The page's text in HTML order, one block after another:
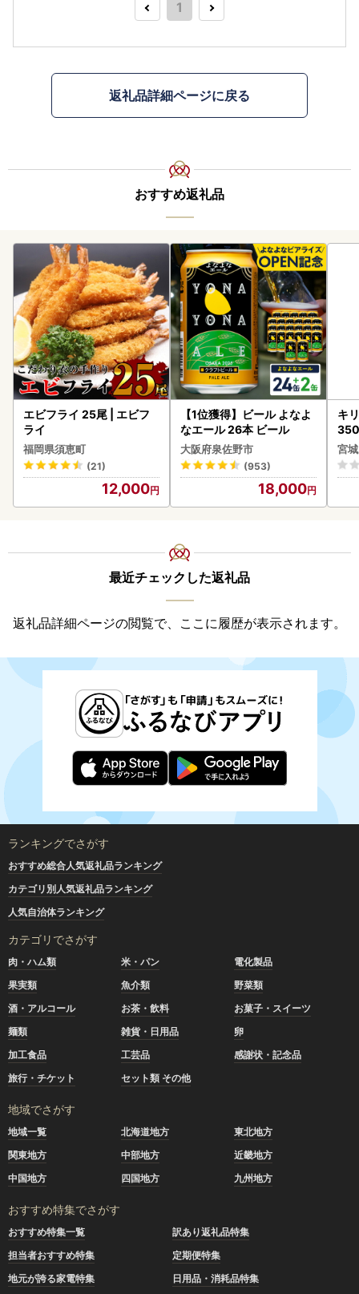
1
返礼品詳細ページに戻る
おすすめ返礼品
エビフライ 25尾 | エビフ
ライ
福岡県須恵町
(21)
12,000
【1位獲得】ビール よなよ
なエール 26本 ビール
大阪府泉佐野市
(953)
18,000
キ
ー
宮
最近チェックした返礼品
返礼品詳細ページの閲覧で、ここに履歴が表示されます。
ランキングでさがす
おすすめ総合人気返礼品ランキング
カテゴリ別人気返礼品ランキング
人気自治体ランキング
カテゴリでさがす
肉・ハム類 米・パン
電化製品
果実類
魚介類
野菜類
酒・アルコール
お茶・飲料
お菓子・スイーツ
麺類
雑貨・日用品
卵
加工食品
工芸品
感謝状・記念品
旅行・チケット
セット類 その他
地域でさがす
地域一覧 北海道地方
東北地方
関東地方
中部地方
近畿地方
中国地方
四国地方 九州地方
おすすめ特集でさがす
おすすめ特集一覧
訳あり返礼品特集
担当者おすすめ特集
定期便特集
地元が誇る家電特集
日用品・消耗品特集